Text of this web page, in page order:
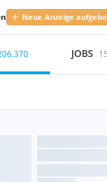
Neue Anzeige
JOBS